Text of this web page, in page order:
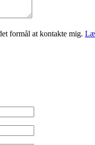
formål at kontakte mig.